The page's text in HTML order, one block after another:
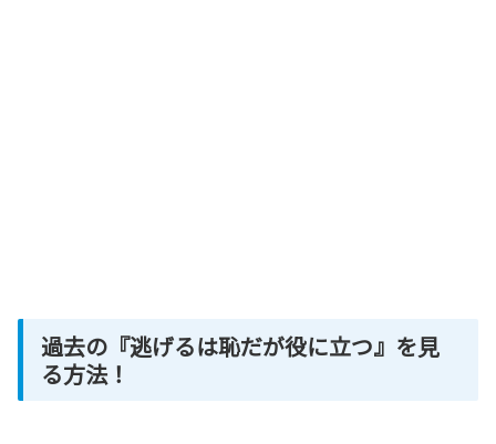
過去の『逃げるは恥だが役に立つ』を見
る方法！